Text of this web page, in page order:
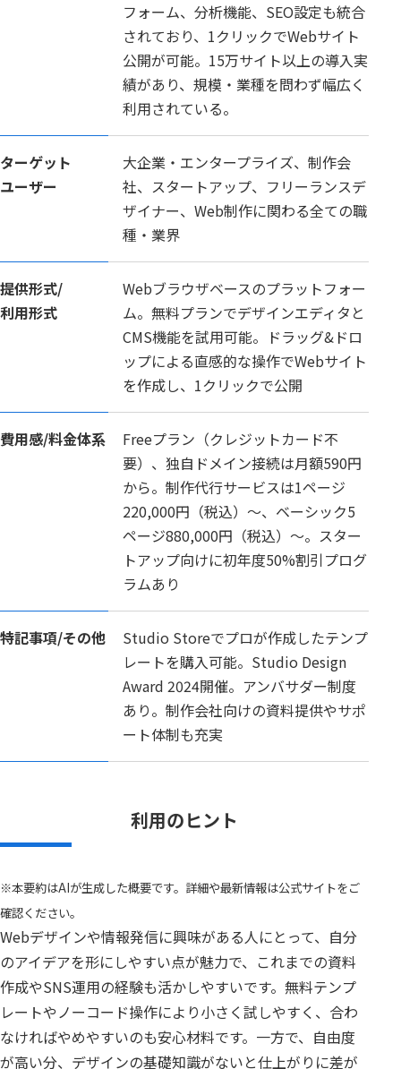
フォーム、分析機能、SEO設定も統合
されており、1クリックでWebサイト
公開が可能。15万サイト以上の導入実
績があり、規模・業種を問わず幅広く
利用されている。
ターゲット
ユーザー
大企業・エンタープライズ、制作会
社、スタートアップ、フリーランスデ
ザイナー、Web制作に関わる全ての職
種・業界
提供形式/
利用形式
Webブラウザベースのプラットフォー
ム。無料プランでデザインエディタと
CMS機能を試用可能。ドラッグ&ドロ
ップによる直感的な操作でWebサイト
を作成し、1クリックで公開
費用感/料金体系
Freeプラン（クレジットカード不
要）、独自ドメイン接続は月額590円
から。制作代行サービスは1ページ
220,000円（税込）～、ベーシック5
ページ880,000円（税込）～。スター
トアップ向けに初年度50%割引プログ
ラムあり
特記事項/その他
Studio Storeでプロが作成したテンプ
レートを購入可能。Studio Design
Award 2024開催。アンバサダー制度
あり。制作会社向けの資料提供やサポ
ート体制も充実
利用のヒント
※本要約はAIが生成した概要です。詳細や最新情報は公式サイトをご
確認ください。
Webデザインや情報発信に興味がある人にとって、自分
のアイデアを形にしやすい点が魅力で、これまでの資料
作成やSNS運用の経験も活かしやすいです。無料テンプ
レートやノーコード操作により小さく試しやすく、合わ
なければやめやすいのも安心材料です。一方で、自由度
が高い分、デザインの基礎知識がないと仕上がりに差が